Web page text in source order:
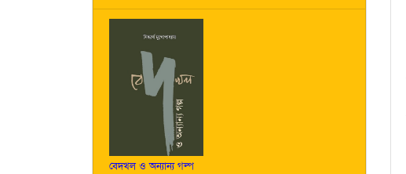
বেদখল ও অন্যান্য গল্প